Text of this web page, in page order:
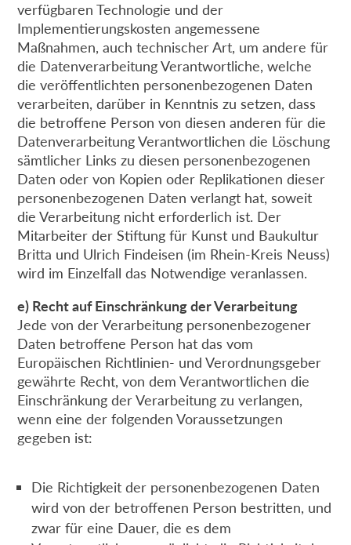
verfügbaren Technologie und der
Implementierungskosten angemessene
Maßnahmen, auch technischer Art, um andere für
die Datenverarbeitung Verantwortliche, welche
die veröffentlichten personenbezogenen Daten
verarbeiten, darüber in Kenntnis zu setzen, dass
die betroffene Person von diesen anderen für die
Datenverarbeitung Verantwortlichen die Löschung
sämtlicher Links zu diesen personenbezogenen
Daten oder von Kopien oder Replikationen dieser
personenbezogenen Daten verlangt hat, soweit
die Verarbeitung nicht erforderlich ist. Der
Mitarbeiter der Stiftung für Kunst und Baukultur
Britta und Ulrich Findeisen (im Rhein-Kreis Neuss)
wird im Einzelfall das Notwendige veranlassen.
e) Recht auf Einschränkung der Verarbeitung
Jede von der Verarbeitung personenbezogener
Daten betroffene Person hat das vom
Europäischen Richtlinien- und Verordnungsgeber
gewährte Recht, von dem Verantwortlichen die
Einschränkung der Verarbeitung zu verlangen,
wenn eine der folgenden Voraussetzungen
gegeben ist:
Die Richtigkeit der personenbezogenen Daten
wird von der betroffenen Person bestritten, und
zwar für eine Dauer, die es dem